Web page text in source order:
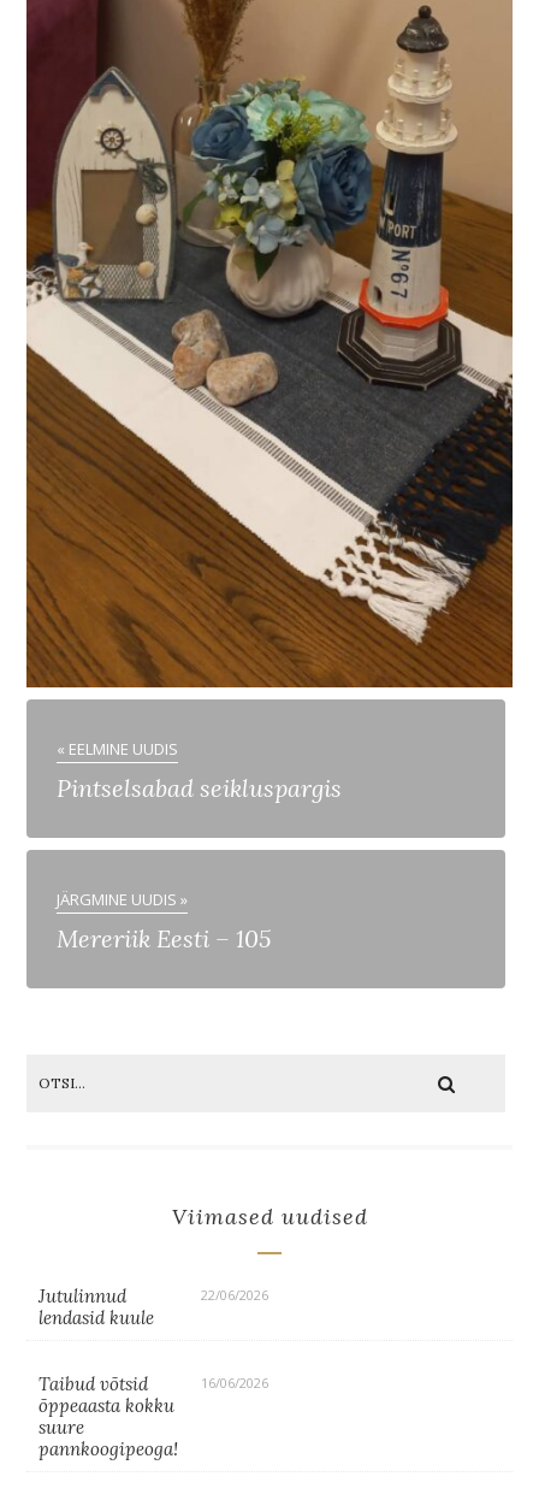
« EELMINE UUDIS
Pintselsabad seikluspargis
JÄRGMINE UUDIS »
Mereriik Eesti – 105
Viimased uudised
Jutulinnud
lendasid kuule
22/06/2026
Taibud võtsid
õppeaasta kokku
suure
pannkoogipeoga!
16/06/2026